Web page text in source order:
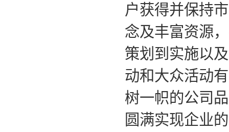
户获得并保持
念及丰富资源
策划到实施以
动和大众活动
树一帜的公司
圆满实现企业